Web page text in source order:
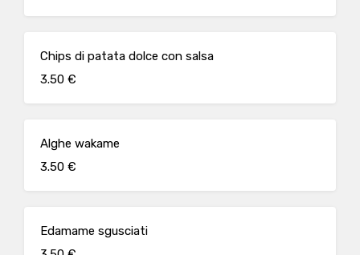
Chips di patata dolce con salsa
3.50 €
Alghe wakame
3.50 €
Edamame sgusciati